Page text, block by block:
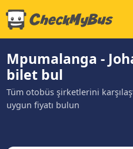
Mpumalanga -
bilet bul
Tüm otobüs şirketlerini
uygun fiyatı bulun